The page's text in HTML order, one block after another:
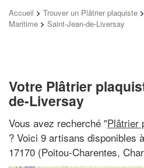
Accueil > Trouver un Plâtrier plaquiste >
Maritime > Saint-Jean-de-Liversay
Votre Plâtrier
de-Liversay
Vous avez recherché "Plâtrier
? Voici 9 artisans disponibles
17170 (Poitou-Charentes,